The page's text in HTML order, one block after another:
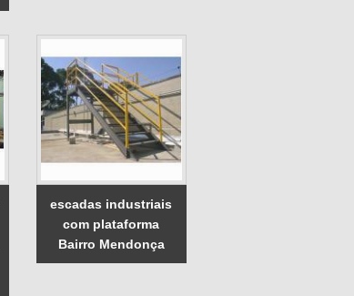
escadas industriais
com plataforma
Bairro Mendonça